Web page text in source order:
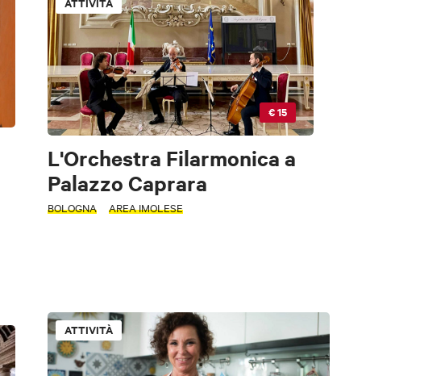
ATTIVITÀ
€ 15
L'Orchestra Filarmonica a
Palazzo Caprara
BOLOGNA AREA IMOLESE
ATTIVITÀ